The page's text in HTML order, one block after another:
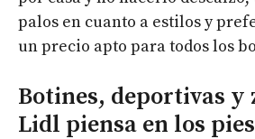
palos en cuanto a estilos y
un precio apto para todos los
Botines, deportivas y
Lidl piensa en los